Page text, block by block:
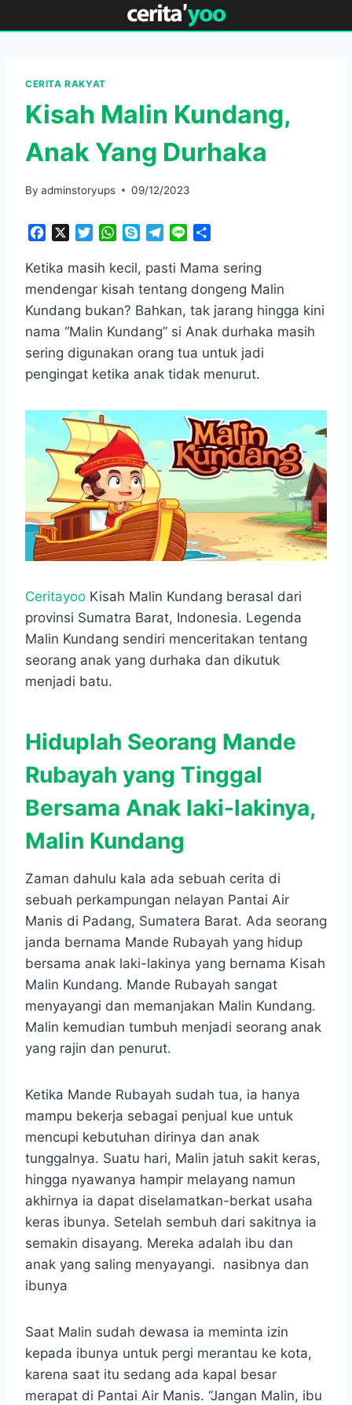
to
CERITA RAKYAT
Kisah Malin Kundang,
Anak Yang Durhaka
By adminstoryups 09/12/2023
c
e
o
o
k
i
t
e
r
W
a
t
A
p
p
y
p
e
l
e
r
m
n
e
a
r
e
Ketika masih kecil, pasti Mama sering
mendengar kisah tentang dongeng Malin
Kundang bukan? Bahkan, tak jarang hingga kini
nama “Malin Kundang” si Anak durhaka masih
sering digunakan orang tua untuk jadi
pengingat ketika anak tidak menurut.
Ceritayoo Kisah Malin Kundang berasal dari
provinsi Sumatra Barat, Indonesia. Legenda
Malin Kundang sendiri menceritakan tentang
seorang anak yang durhaka dan dikutuk
menjadi batu.
Hiduplah Seorang Mande
Rubayah yang Tinggal
Bersama Anak laki-lakinya,
Malin Kundang
Zaman dahulu kala ada sebuah cerita di
sebuah perkampungan nelayan Pantai Air
Manis di Padang, Sumatera Barat. Ada seorang
janda bernama Mande Rubayah yang hidup
bersama anak laki-lakinya yang bernama Kisah
Malin Kundang. Mande Rubayah sangat
menyayangi dan memanjakan Malin Kundang.
Malin kemudian tumbuh menjadi seorang anak
yang rajin dan penurut.
Ketika Mande Rubayah sudah tua, ia hanya
mampu bekerja sebagai penjual kue untuk
mencupi kebutuhan dirinya dan anak
tunggalnya. Suatu hari, Malin jatuh sakit keras,
hingga nyawanya hampir melayang namun
akhirnya ia dapat diselamatkan-berkat usaha
keras ibunya. Setelah sembuh dari sakitnya ia
semakin disayang. Mereka adalah ibu dan
anak yang saling menyayangi. nasibnya dan
ibunya
Saat Malin sudah dewasa ia meminta izin
kepada ibunya untuk pergi merantau ke kota,
karena saat itu sedang ada kapal besar
merapat di Pantai Air Manis. “Jangan Malin, ibu